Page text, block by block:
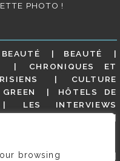
browsing
PHOTO !
BEAUTÉ
CHRONIQUES ET
CULTURE
HÔTELS DE
LES INTERVIEWS
CLASSÉ
RESTAURANTS